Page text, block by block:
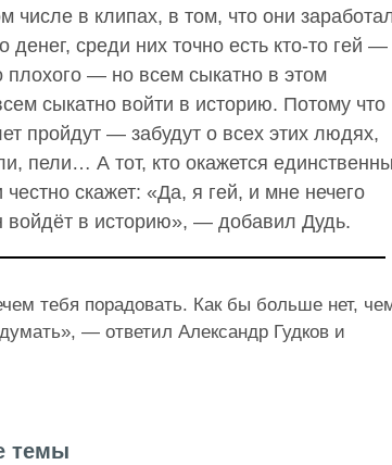
числе в клипах, в том, что они
денег, среди них точно есть кто-то гей —
плохого — но всем сыкатно в этом
сыкатно войти в историю. Потому что
пройдут — забудут о всех этих людях,
пели… А тот, кто окажется
скажет: «Да, я гей, и мне нечего
войдёт в историю», — добавил Дудь.
тебя порадовать. Как бы больше нет,
— ответил Александр Гудков и
темы